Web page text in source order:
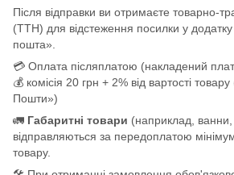
Після відправки ви отримаєте товарно-
(ТТН) для відстеження посилки у
пошта».
💳 Оплата післяплатою (накладений
💰 комісія 20 грн + 2% від вартості
Пошти»)
🚛 Габаритні товари (наприклад,
відправляються за передоплатою
товару.